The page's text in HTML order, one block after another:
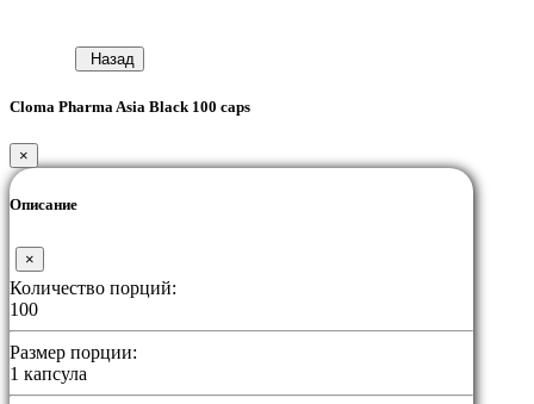
Назад
Cloma Pharma Asia Black 100 caps
×
Описание
×
Количество порций:
100
Размер порции:
1 капсула